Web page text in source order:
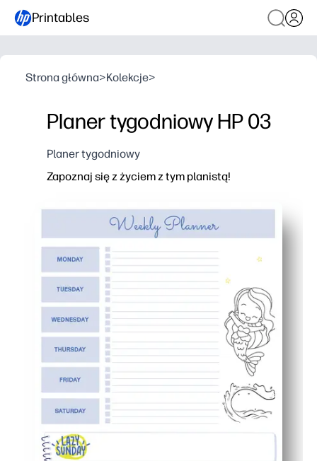
Printables
Strona główna>Kolekcje>
Planer tygodniowy HP 03
Planer tygodniowy
Zapoznaj się z życiem z tym planistą!